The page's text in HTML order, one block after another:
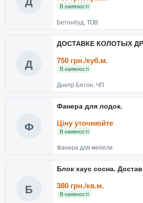
В наявності
Бетонбуд, ТОВ
Д
ДОСТАВКЕ КОЛОТЫХ
750 грн./куб.м.
В наявності
Днепр Бетон, ЧП
Ф
Фанера для лодок.
Ціну уточнюйте
В наявності
Фанера для мебели
Б
Блок хаус сосна.
380 грн./кв.м.
В наявності